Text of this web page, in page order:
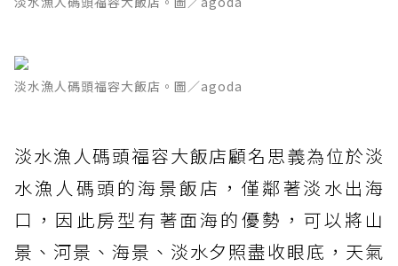
淡水漁人碼頭福容大飯店。圖／agoda
淡水漁人碼頭福容大飯店顧名思義為位於淡
水漁人碼頭的海景飯店，僅鄰著淡水出海
口，因此房型有著面海的優勢，可以將山
景、河景、海景、淡水夕照盡收眼底，天氣